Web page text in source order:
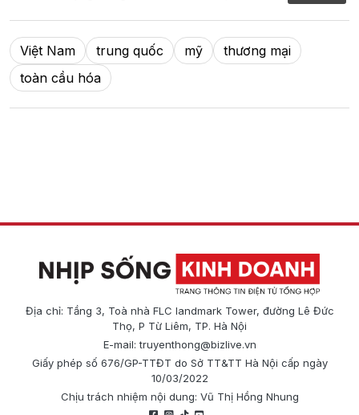
Việt Nam trung quốc mỹ
thương mại
toàn cầu hóa
Địa chỉ: Tầng 3, Toà nhà FLC landmark Tower, đường Lê Đức
Thọ, P Từ Liêm, TP. Hà Nội
E-mail:truyenthong@bizlive.vn
Giấy phép số 676/GP-TTĐT do Sở TT&TT Hà Nội cấp ngày
10/03/2022
Chịu trách nhiệm nội dung: Vũ Thị Hồng Nhung